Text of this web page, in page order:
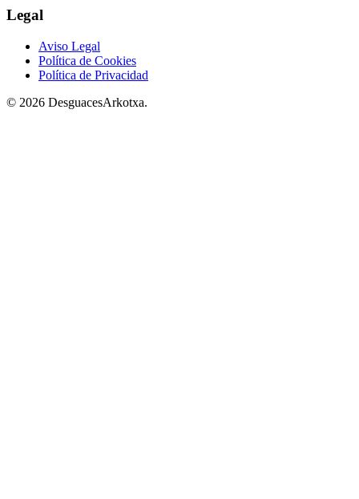
Legal
Aviso Legal
Política de Cookies
Política de Privacidad
© 2026 DesguacesArkotxa.